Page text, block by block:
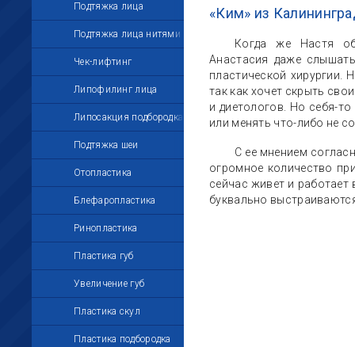
Подтяжка лица
Подтяжка лица нитями
Чек-лифтинг
Липофилинг лица
Липосакция подбородка
Подтяжка шеи
Отопластика
Блефаропластика
Ринопластика
Пластика губ
Увеличение губ
Пластика скул
Пластика подбородка
«Ким» из
Когда же Настя
Анастасия даже
пластической хирургии.
так как хочет скрыть
и диетологов. Но себя-
или менять что-либо не
С ее мнением
огромное количество
сейчас живет и работает
буквально